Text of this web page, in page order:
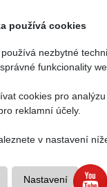
s.r.o.- Tvorba
používá cookies
nezbytné
funkcionality
cookies pro
reklamní účely.
v nastavení
Nastavení